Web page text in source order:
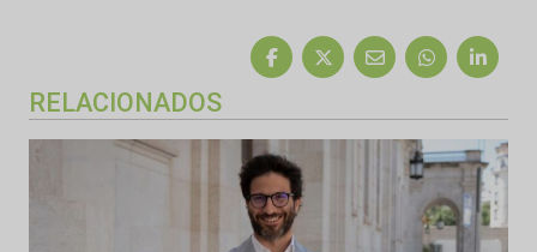
RELACIONADOS